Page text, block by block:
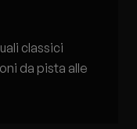
classici
da pista alle